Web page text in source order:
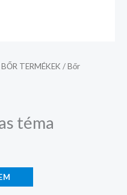
BŐR TERMÉKEK / Bőr
téma